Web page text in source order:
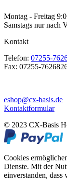
Montag - Freitag
Samstags nur nach
Kontakt
Telefon: 07255-
Fax: 07255-
eshop@cx-basis.de
Kontaktformular
© 2023 CX-Basis
Cookies
Dienste. Mit der
einverstanden,